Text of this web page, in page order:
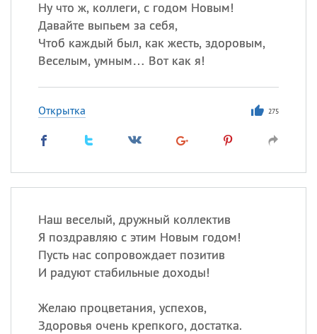
Ну что ж, коллеги, с годом Новым!
Давайте выпьем за себя,
Чтоб каждый был, как жесть, здоровым,
Веселым, умным… Вот как я!
Открытка 275
Наш веселый, дружный коллектив
Я поздравляю с этим Новым годом!
Пусть нас сопровождает позитив
И радуют стабильные доходы!
Желаю процветания, успехов,
Здоровья очень крепкого, достатка.